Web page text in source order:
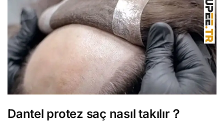
Dantel protez saç nasıl takılır？